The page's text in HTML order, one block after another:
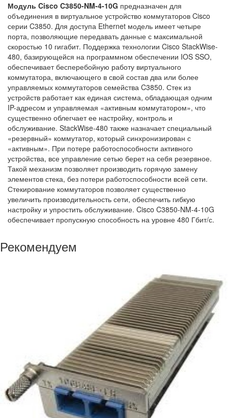
Модуль Cisco C3850-NM-4-10G предназначен для
объединения в виртуальное устройство коммутаторов Cisco
серии C3850. Для доступа Ethernet модель имеет четыре
порта, позволяющие передавать данные с максимальной
скоростью 10 гигабит. Поддержка технологии Cisco StackWise-
480, базирующейся на программном обеспечении IOS SSO,
обеспечивает бесперебойную работу виртуального
коммутатора, включающего в свой состав два или более
управляемых коммутаторов семейства C3850. Стек из
устройств работает как единая система, обладающая одним
IP-адресом и управляемая «активным коммутатором», что
существенно облегчает ее настройку, контроль и
обслуживание. StackWise-480 также назначает специальный
«резервный» коммутатор, который синхронизирован с
«активным». При потере работоспособности активного
устройства, все управление сетью берет на себя резервное.
Такой механизм позволяет производить горячую замену
элементов стека, без потери работоспособности всей сети.
Стекирование коммутаторов позволяет существенно
увеличить производительность сети, обеспечить гибкую
настройку и упростить обслуживание. Cisco C3850-NM-4-10G
обеспечивает пропускную способность на уровне 480 Гбит/с.
Рекомендуем